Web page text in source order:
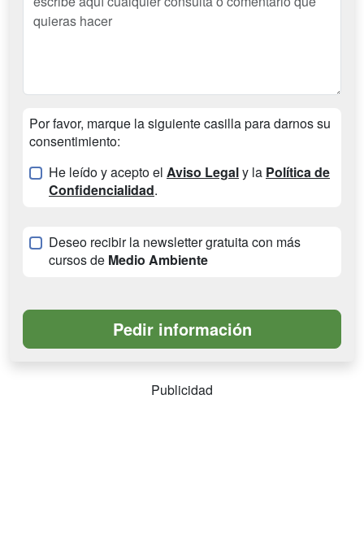
Por favor, marque la siguiente casilla para darnos su
consentimiento:
He leído y acepto el Aviso Legaly la Política de
Confidencialidad.
Deseo recibir la newsletter gratuita con más
cursos de Medio Ambiente
Publicidad